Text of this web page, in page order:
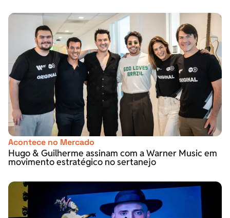
Acontece no Mercado
Hugo & Guilherme assinam com a Warner Music em
movimento estratégico no sertanejo